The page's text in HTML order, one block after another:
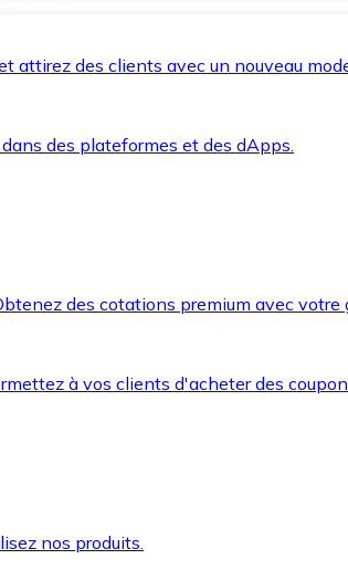
des clients avec un nouveau
des plateformes et des dApps.
des cotations premium avec
à vos clients d'acheter des
nos produits.